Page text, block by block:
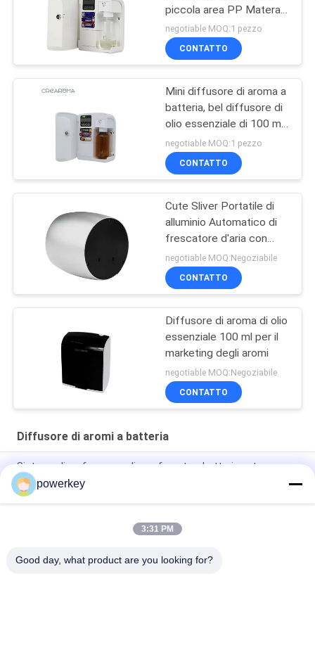
piccola area PP Materail
per camera d'albergo
negotiable MOQ:1 pezzo
CONTATTO
Mini diffusore di aroma a
batteria, bel diffusore di
olio essenziale di 100 ml
di capacità
negotiable MOQ:1 pezzo
CONTATTO
Cute Sliver Portatile di
alluminio Automatico di
frescatore d'aria con
bottiglia di vetro da 60 ml
negotiable MOQ:Negoziabile
CONTATTO
Diffusore di aroma di olio
essenziale 100 ml per il
marketing degli aromi
negotiable MOQ:Negoziabile
CONTATTO
Diffusore di aromi a batteria
Sistema di profumo per olio profumato a batteria autonoma,
diffusore di aroma, ventilatore 45dba Rumore
Il diffusore di aromaterapia a batteria del dormitorio principale
Purificatori d'aria aromatici Diffusore di olio essenziale
powerkey
3:31 PM
Good day, what product are you looking for?